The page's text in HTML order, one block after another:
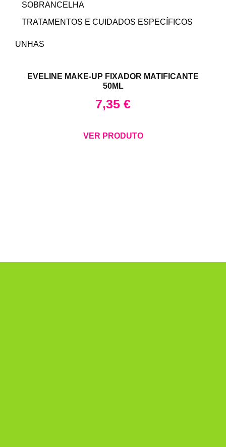
EVELINE MAKE-UP FIXADOR MATIFICANTE
50ML
7,35 €
VER PRODUTO
SOBRANCELHA
TRATAMENTOS E CUIDADOS ESPECÍFICOS
UNHAS